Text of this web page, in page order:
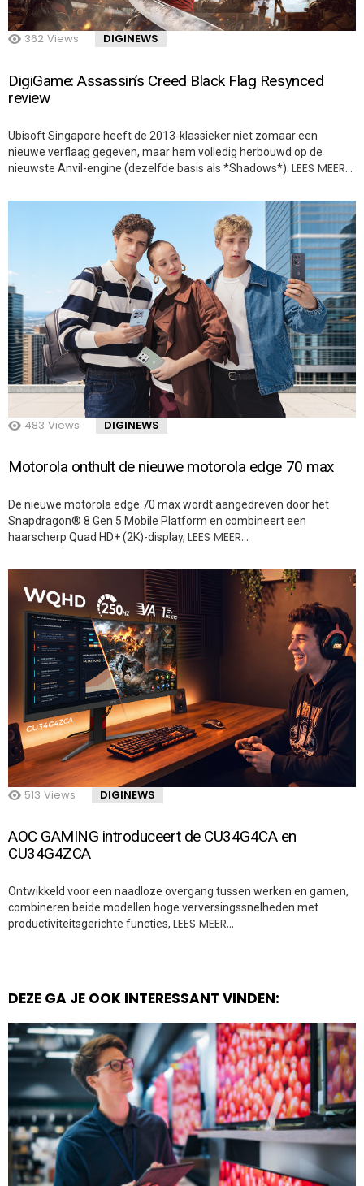
362 Views DIGINEWS
DigiGame: Assassin’s Creed Black Flag Resynced
review
Ubisoft Singapore heeft de 2013-klassieker niet zomaar een
nieuwe verflaag gegeven, maar hem volledig herbouwd op de
nieuwste Anvil-engine (dezelfde basis als *Shadows*). LEES MEER…
483 Views DIGINEWS
Motorola onthult de nieuwe motorola edge 70 max
De nieuwe motorola edge 70 max wordt aangedreven door het
Snapdragon® 8 Gen 5 Mobile Platform en combineert een
haarscherp Quad HD+ (2K)-display, LEES MEER…
513 Views DIGINEWS
AOC GAMING introduceert de CU34G4CA en
CU34G4ZCA
Ontwikkeld voor een naadloze overgang tussen werken en gamen,
combineren beide modellen hoge verversingssnelheden met
productiviteitsgerichte functies, LEES MEER…
DEZE GA JE OOK INTERESSANT VINDEN: